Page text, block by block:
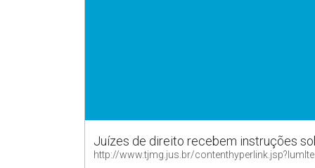
Juízes de direito recebem instruções
http://www.tjmg.jus.br/